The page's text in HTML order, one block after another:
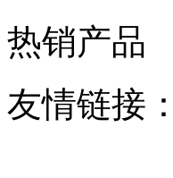
热销产品
友情链接：